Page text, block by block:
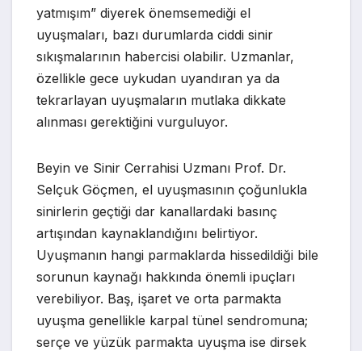
yatmışım” diyerek önemsemediği el
uyuşmaları, bazı durumlarda ciddi sinir
sıkışmalarının habercisi olabilir. Uzmanlar,
özellikle gece uykudan uyandıran ya da
tekrarlayan uyuşmaların mutlaka dikkate
alınması gerektiğini vurguluyor.
Beyin ve Sinir Cerrahisi Uzmanı Prof. Dr.
Selçuk Göçmen, el uyuşmasının çoğunlukla
sinirlerin geçtiği dar kanallardaki basınç
artışından kaynaklandığını belirtiyor.
Uyuşmanın hangi parmaklarda hissedildiği bile
sorunun kaynağı hakkında önemli ipuçları
verebiliyor. Baş, işaret ve orta parmakta
uyuşma genellikle karpal tünel sendromuna;
serçe ve yüzük parmakta uyuşma ise dirsek